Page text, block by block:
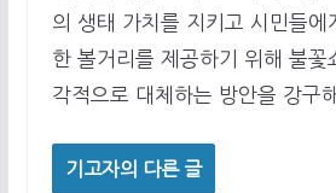
의 생태 가치를 지키고 시민들에
한 볼거리를 제공하기 위해 불꽃
각적으로 대체하는 방안을 강구
기고자의 다른 글